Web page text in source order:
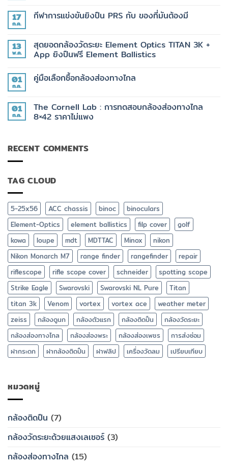
เห็น
บน
เครื่อง
วัด
ลม
อากาศ
Vortex
17
ก.ค.
กีฬาการแข่งขันยิงปืน PRS กับ ของที่มันต้องมี
บน
กีฬา
การ
ยิง
ปืน
PRS
ที่
มัน
ต้อง
13
พ.ค.
สุดยอดกล้องวัดระยะ Element Optics TITAN 3K +
App ยิงปืนฟรี Element Ballistics
ความ
เห็น
บน
กล้อง
วัด
ระยะ
3K
+
ฟรี
Element
01
ก.ค.
คู่มือเลือกซื้อกล้องส่องทางไกล
บน
คู่มือ
เลือก
ทาง
01
ก.ค.
The Cornell Lab : การทดสอบกล้องส่องทางไกล
8×42 ราคาไม่แพง
บน
The
การ
ส่อง
ทาง
ไกล
8×42
ราคา
ไม่
แพง
RECENT COMMENTS
TAG CLOUD
5-25x56 ACC chassis binoc
binoculars
Element-Optics
element ballistics filp cover
golf
kowa
loupe mdt MDTTAC Minox
nikon
Nikon Monarch M7
range finder rangefinder
repair
riflescope
rifle scope cover schneider
spotting scope
Strike Eagle
Swarovski Swarovski NL Pure
Titan
titan 3k
Venom vortex vortex ace
weather meter
zeiss
กล้องดูนก กล้องตัวแรก กล้องติดปืน
กล้องวัดระยะ
กล้องส่องทางไกล
กล้องส่องพระ กล้องส่องเพชร
การส่งซ่อม
ฝากระดก
ฝากล้องติดปืน ฝาฟลิป เครื่องวัดลม เปรียบเทียบ
หมวดหมู่
กล้องติดปืน (7)
กล้องวัดระยะด้วยแสงเลเซอร์ (3)
กล้องส่องทางไกล (15)